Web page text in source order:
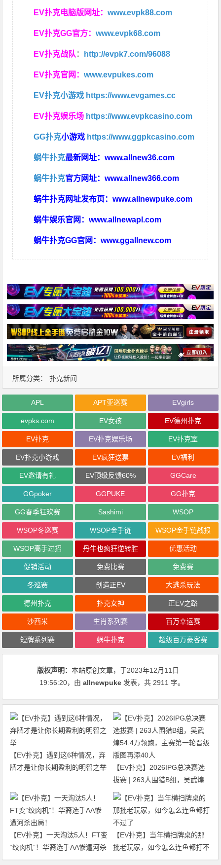
EV扑克电脑版网址：www.evpk88.com
EV扑克GG官方：www.evpk68.com
EV扑克战队 ： http://evpk7.com/96088
EV扑克官网：www.evpukes.com
EV扑克小游戏 https://www.evgames.cc
EV扑克娱乐场 https://www.evpkcasino.com
GG扑克小游戏 https://www.ggpkcasino.com
蜗牛扑克最新网址：www.allnew36.com
蜗牛扑克官方网址：www.allnew366.com
蜗牛扑克网址发布页：www.allnewpuke.com
蜗牛娱乐官网：www.allnewapl.com
蜗牛扑克GG官网：www.ggallnew.com
所属分类： 扑克新闻
APL APT亚巡赛 EVgirls
evpks.com EV女孩 EV德州扑克
EV扑克 EV扑克娱乐场 EV扑克室
EV扑克小游戏 EV疯狂送票 EV福利
EV邀请有礼 EV顶级反馈60% GGCare
GGpoker GGPUKE GG扑克
GG春季狂欢赛 Sashimi WSOP
WSOP冬巡赛 WSOP金手链 WSOP金手链战报
WSOP高手过招 丹牛也疯狂逆转胜 优惠活动
促销活动 免费比赛 免费赛
冬巡赛 创造正EV 大逃杀玩法
德州扑克 扑克女神 正EV之路
沙西米 生肖系列赛 百万幸运赛
短牌系列赛 蜗牛扑克 超级百万豪客赛
版权声明：本站原创文章，于2023年12月11日
19:56:20，由allnewpuke 发表，共 2911 字。
【EV扑克】遇到这6种情况，弃
牌才是让你长期盈利的明智之举
【EV扑克】2026IPG总决赛选
拔赛 | 263人围猎B组，吴武煌
54.4万领跑，主赛第一轮晋级版
【EV扑克】一天淘汰5人！FT变
“绞肉机”！华裔选手AA惨遭河杀
出局！
【EV扑克】当年横扫牌桌的那
批老玩家，如今怎么连鱼都打不
过了